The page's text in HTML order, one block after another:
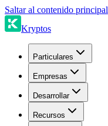
Saltar al contenido principal
Kryptos
Particulares
Empresas
Desarrollar
Recursos